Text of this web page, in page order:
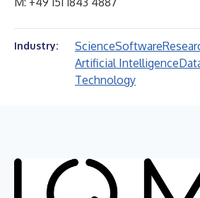
Industry: ScienceSoftware
Artificial Intelligence
Technology